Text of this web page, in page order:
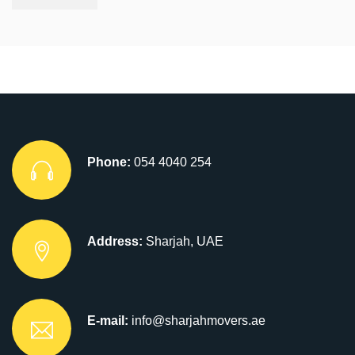
Phone: 054 4040 254
Address: Sharjah, UAE
E-mail: info@sharjahmovers.ae